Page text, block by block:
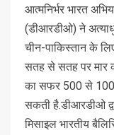
आत्मनिर्भर भारत
(डीआरडीओ) ने
चीन-पाकिस्तान के
सतह से सतह पर मार
का सफर 500 से
सकती है.डीआरडीओ
मिसाइल भारतीय